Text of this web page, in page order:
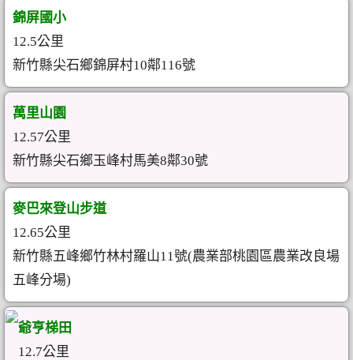
錦屏國小
12.5公里
新竹縣尖石鄉錦屏村10鄰116號
萬里山園
12.57公里
新竹縣尖石鄉玉峰村馬美8鄰30號
麥巴來登山步道
12.65公里
新竹縣五峰鄉竹林村羅山11號(農業部桃園區農業改良場
五峰分場)
爺亨梯田
12.7公里